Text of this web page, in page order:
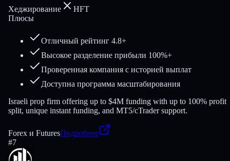
Хеджирование
HFT
Плюсы
Отличный рейтинг 4.8+
Высокое разделение прибыли 100%+
Проверенная компания с историей выплат
Доступна программа масштабирования
Israeli prop firm offering up to $4M funding with up to 100% profit
split, unique instant funding, and MT5/cTrader support.
Forex и FuturesПодробнее
#7